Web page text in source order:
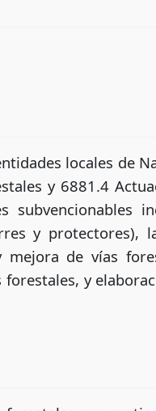
locales de
y 6881.4
subvencionables
y protectores),
mejora de vías
y